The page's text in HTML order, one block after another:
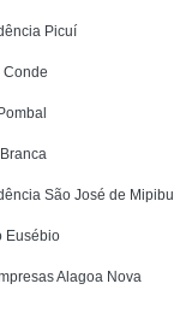
Picuí
Conde
São José de Mipibu
Eusébio
Alagoa Nova